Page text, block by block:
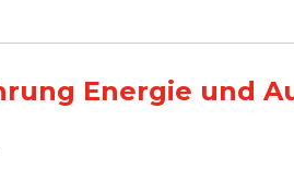
Energie und